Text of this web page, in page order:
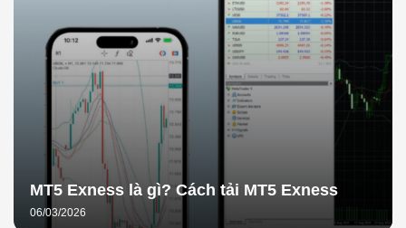
MT5 Exness là gì? Cách tải MT5 Exness
06/03/2026